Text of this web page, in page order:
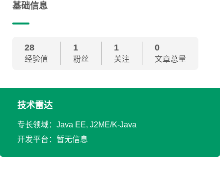
基础信息
28
经验值
1
粉丝
1
关注
0
文章总量
技术雷达
专长领域：Java EE, J2ME/K-Java
开发平台：暂无信息